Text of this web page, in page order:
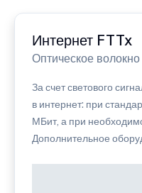
Интернет FTTx
Оптическое
За счет светового
в интернет: при
МБит, а при
Дополнительное